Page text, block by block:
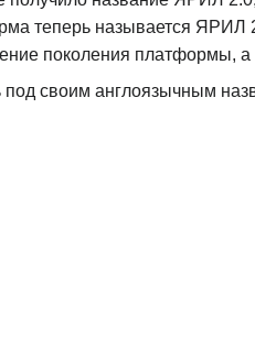
теперь называется ЯРИЛ
поколения платформы,
своим англоязычным